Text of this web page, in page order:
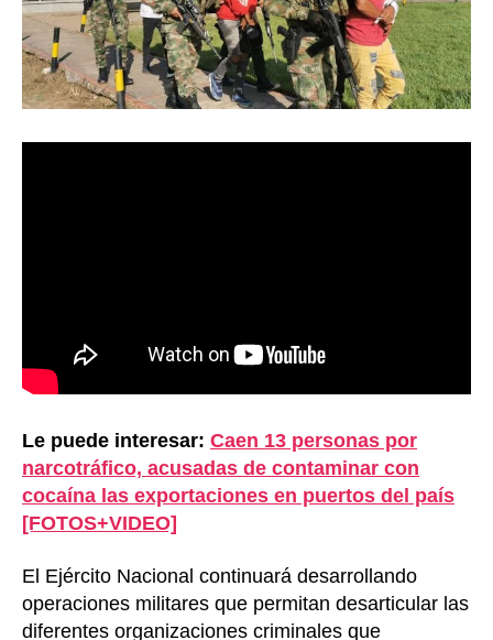
Le puede interesar: Caen 13 personas por
narcotráfico, acusadas de contaminar con
cocaína las exportaciones en puertos del país
[FOTOS+VIDEO]
El Ejército Nacional continuará desarrollando
operaciones militares que permitan desarticular las
diferentes organizaciones criminales que